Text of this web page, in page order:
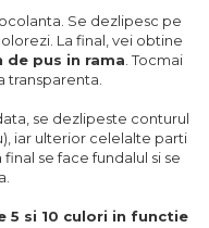
Se dezlipesc pe
La final, vei obtine
pus in rama . Tocmai
transparenta.
se dezlipeste conturul
iar ulterior celelalte parti
se face fundalul si se
5 si 10 culori in functie